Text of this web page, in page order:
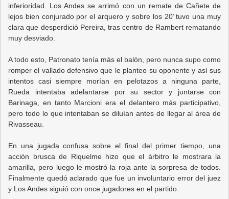
inferioridad. Los Andes se arrimó con un remate de Cañete de
lejos bien conjurado por el arquero y sobre los 20’ tuvo una muy
clara que desperdició Pereira, tras centro de Rambert rematando
muy desviado.
A todo esto, Patronato tenía más el balón, pero nunca supo como
romper el vallado defensivo que le planteo su oponente y así sus
intentos casi siempre morían en pelotazos a ninguna parte,
Rueda intentaba adelantarse por su sector y juntarse con
Barinaga, en tanto Marcioni era el delantero más participativo,
pero todo lo que intentaban se diluían antes de llegar al área de
Rivasseau.
En una jugada confusa sobre el final del primer tiempo, una
acción brusca de Riquelme hizo que el árbitro le mostrara la
amarilla, pero luego le mostró la roja ante la sorpresa de todos.
Finalmente quedó aclarado que fue un involuntario error del juez
y Los Andes siguió con once jugadores en el partido.